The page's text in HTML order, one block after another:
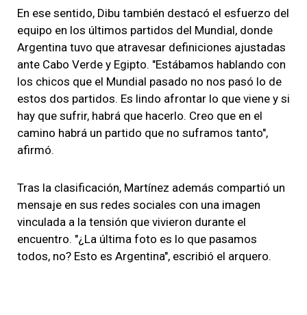
En ese sentido, Dibu también destacó el esfuerzo del
equipo en los últimos partidos del Mundial, donde
Argentina tuvo que atravesar definiciones ajustadas
ante Cabo Verde y Egipto. "Estábamos hablando con
los chicos que el Mundial pasado no nos pasó lo de
estos dos partidos. Es lindo afrontar lo que viene y si
hay que sufrir, habrá que hacerlo. Creo que en el
camino habrá un partido que no suframos tanto",
afirmó.
Tras la clasificación, Martínez además compartió un
mensaje en sus redes sociales con una imagen
vinculada a la tensión que vivieron durante el
encuentro. "¿La última foto es lo que pasamos
todos, no? Esto es Argentina", escribió el arquero.